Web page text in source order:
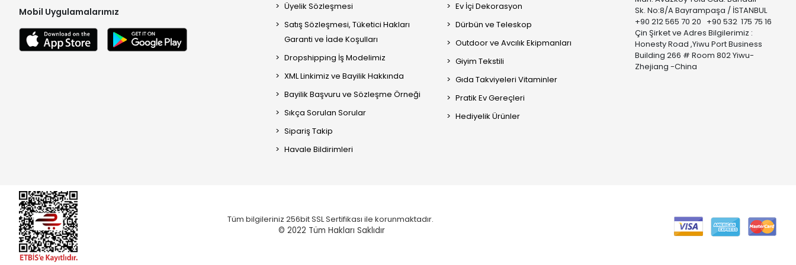
Mobil Uygulamalarımız
Üyelik Sözleşmesi
Satış Sözleşmesi, Tüketici Hakları
Garanti ve İade Koşulları
Dropshipping İş Modelimiz
XML Linkimiz ve Bayilik Hakkında
Bayilik Başvuru ve Sözleşme Örneği
Sıkça Sorulan Sorular
Sipariş Takip
Havale Bildirimleri
Ev İçi Dekorasyon
Dürbün ve Teleskop
Outdoor ve Avcılık Ekipmanları
Giyim Tekstili
Gıda Takviyeleri Vitaminler
Pratik Ev Gereçleri
Hediyelik Ürünler
Sk. No:8/A Bayrampaşa / İSTANBUL
+90 212 565 70 20 +90 532 175 75 16
Çin Şirket ve Adres Bilgilerimiz :
Honesty Road ,Yiwu Port Business
Building 266 # Room 802 Yiwu-
Zhejiang -China
Tüm bilgileriniz 256bit SSL Sertifikası ile korunmaktadır.
© 2022 Tüm Hakları Saklıdır